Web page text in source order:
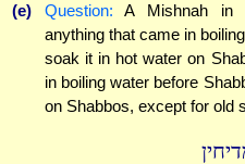
(e) Question: A Mishnah in
anything that came in
soak it in hot water on
in boiling water before
on Shabbos, except for old